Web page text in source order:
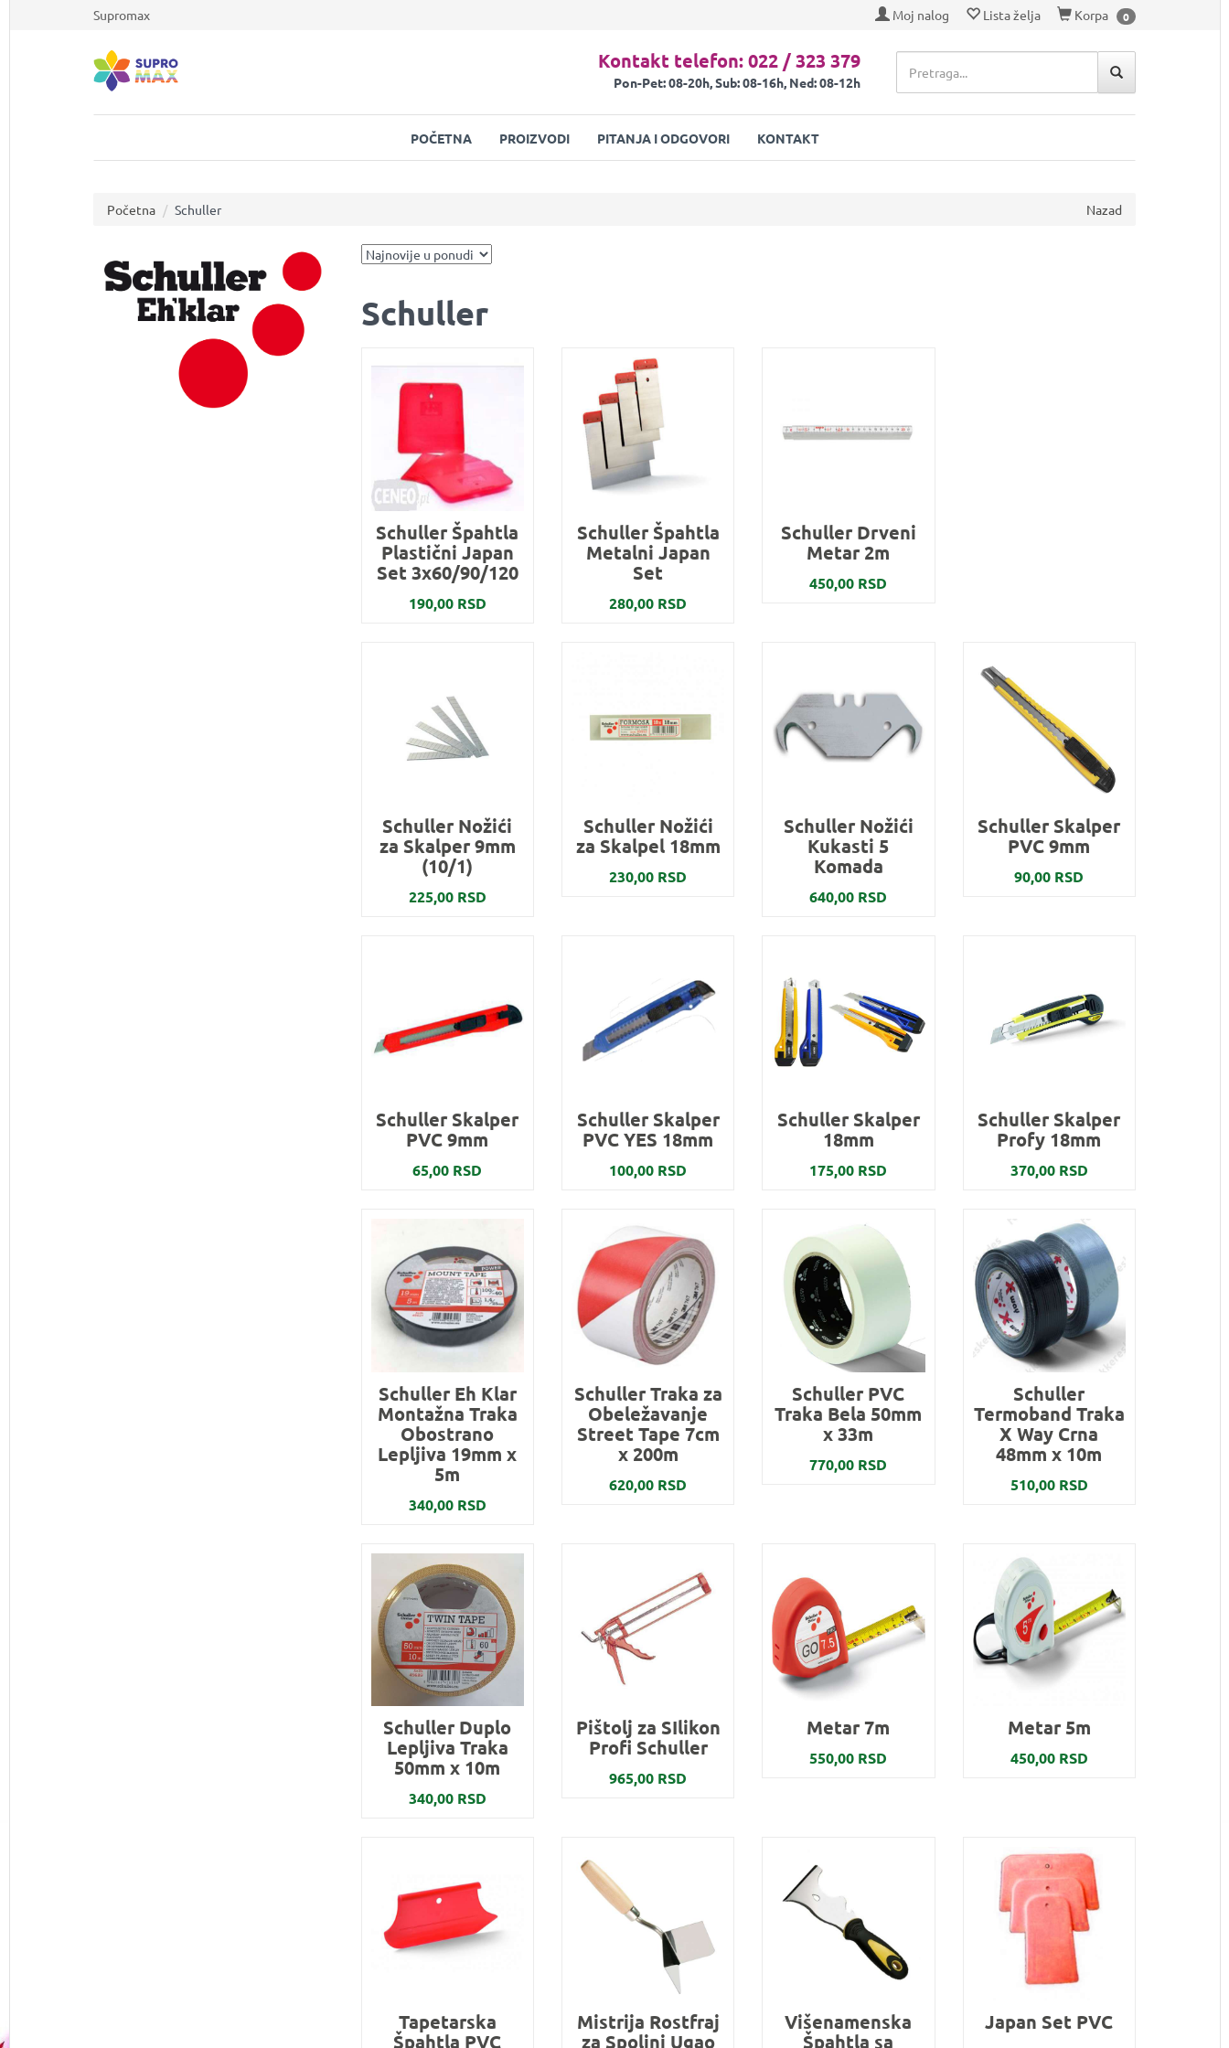
Supromax Moj nalog Lista želja Korpa 0
Kontakt telefon: 022 / 323 379
Pon-Pet: 08-20h, Sub: 08-16h, Ned: 08-12h
POČETNA PROIZVODI PITANJA I ODGOVORI KONTAKT
Početna Schuller Nazad
Schuller
Schuller Špahtla
Plastični Japan
Set 3x60/90/120
190,00 RSD
Schuller Špahtla
Metalni Japan
Set
280,00 RSD
Schuller Drveni
Metar 2m
450,00 RSD
Schuller Nožići
za Skalper 9mm
(10/1)
225,00 RSD
Schuller Nožići
za Skalpel 18mm
230,00 RSD
Schuller Nožići
Kukasti 5
Komada
640,00 RSD
Schuller Skalper
PVC 9mm
90,00 RSD
Schuller Skalper
PVC 9mm
65,00 RSD
Schuller Skalper
PVC YES 18mm
100,00 RSD
Schuller Skalper
18mm
175,00 RSD
Schuller Skalper
Profy 18mm
370,00 RSD
Schuller Eh Klar
Montažna Traka
Obostrano
Lepljiva 19mm x
5m
340,00 RSD
Schuller Traka za
Obeležavanje
Street Tape 7cm
x 200m
620,00 RSD
Schuller PVC
Traka Bela 50mm
x 33m
770,00 RSD
Schuller
Termoband Traka
X Way Crna
48mm x 10m
510,00 RSD
Schuller Duplo
Lepljiva Traka
50mm x 10m
340,00 RSD
Pištolj za SIlikon
Profi Schuller
965,00 RSD
Metar 7m
550,00 RSD
Metar 5m
450,00 RSD
Tapetarska
Špahtla PVC
Mistrija Rostfraj
za Spoljni Ugao
Višenamenska
Špahtla sa
Japan Set PVC